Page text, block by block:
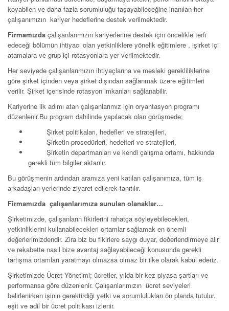
koyabilen ve daha fazla sorumluluğu taşayabileceğine inanılan her
çalışanımızın kariyer hedeflerine destek verilmektedir.
Firmamızda çalışanlarımızın kariyerlerine destek için öncelikle terfi
edeceği bölümün ihtiyacı olan yetkinliklere yönelik eğitimlere , işirket içi
atamalara ve grup içi rotasyonlara yer verilmektedir.
Her seviyede çalışanlarımızın ihtiyaçlarına ve mesleki gerekliliklerine
göre şirket içinden veya şirket dışından sağlanmak üzere eğitimleri
verilir. Şirket içerisinde rotasyon imkanları sağlanabilir.
Kariyerine ilk adımı atan çalışanlarımız için oryantasyon programı
düzenlenir.Bu program dahilinde yapılacak olan görüşmede;
Şirket politikaları, hedefleri ve stratejileri,
Şirketin prosedürleri, hedefleri ve stratejileri,
Şirketin departmanları ve kendi çalışma ortamı, hakkında
gerekli tüm bilgiler aktarılır.
Bu görüşmenin ardından aramıza yeni katılan çalışanımıza, tüm iş
arkadaşları yerlerinde ziyaret edilerek tanıtılır.
Firmamızda çalışanlarımıza sunulan olanaklar…
Şirketimizde, çalışanların fikirlerini rahatça söyleyebilecekleri,
yetkinliklerini kullanabilecekleri ortamlar sağlamak en önemli
değerlerimizdendir. Zira biz bu fikirlere saygı duyar, deðerlendirmeye alır
ve rekabette nasıl bize avantaj sağlayabileceği konusunda gerekli
tartışma ortamları yaratmayı olmazsa olmaz bir ilke olarak kabul ederiz.
Şirketimizde Ücret Yönetimi; ücretler, yılda bir kez piyasa şartları ve
performansa göre düzenlenir. Çalışanlarımızın ücret seviyeleri
belirlenirken işinin gerektirdiği yetki ve sorumlulukları ön planda tutulur,
eşit ve adil bir ücret politikası izlenir.